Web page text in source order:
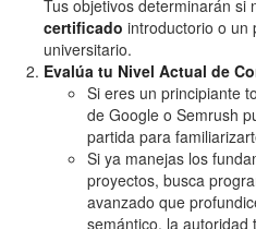
Tus objetivos determinarán si
certificado introductorio o un
universitario.
Evalúa tu Nivel Actual de
Si eres un principiante
de Google o Semrush
partida para
Si ya manejas los
proyectos, busca
avanzado que
semántico, la autoridad